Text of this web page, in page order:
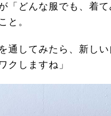
「どんな服でも、着
と。
通してみたら、新し
クしますね」